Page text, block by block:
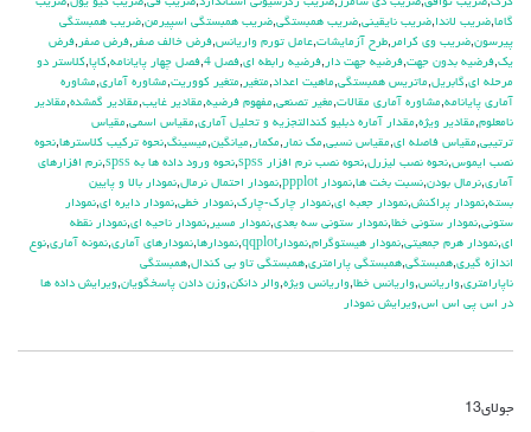
گاما,ضريب لاندا,ضريب نايقيني,ضريب همبستگي,ضريب همبستگي اسپيرمن,ضريب همبستگي
پيرسون,ضريب وي كرامر ,طرح آزمايشات,عامل تورم واريانس,فرض خالف صفر ,فرض صفر ,فرض
يك,فرضيه بدون جهت,فرضيه جهت دار ,فرضيه رابطه اي,فصل 4 ,فصل چهار پايانامه,كاپا,كلاستر دو
مرحله اي,گابريل,ماتريس همبستگي,ماهيت اعداد,متغير ,متغير كووريت,مشاوره آماري,مشاوره
آماري پايانامه,مشاوره آماري مقالات,مغير تصنعي,مفهوم فرضيه,مقادير غايب,مقادير گمشده,مقادير
نامعلوم,مقادير ويژه,مقدار آماره دبليو كندالتجزيه و تحليل آماري,مقياس اسمي,مقياس
ترتيبي,مقياس فاصله اي,مقياس نسبي,مك نمار ,مكمار ,ميانگين,ميسينگ,نحوه تركيب كلاسترها,نحوه
نصب ايموس,نحوه نصب ليزرل,نحوه نصب نرم افزار spss ,نحوه ورود داده ها به spss ,نرم افزارهاي
آماري,نرمال بودن,نسبت بخت ها,نمودار ppplot ,نمودار احتمال نرمال,نمودار بالا و پايين
بسته,نمودار پراكنش,نمودار جعبه اي,نمودار چارك-چارك,نمودار خطي,نمودار دايره اي,نمودار
ستوني,نمودار ستوني خطا,نمودار ستوني سه بعدي,نمودار مسير ,نمودار ناحيه اي,نمودار نقطه
اي,نمودار هرم جمعيتي,نمودار هيستوگرام,نمودارqqplot ,نمودارها,نمودارهاي آماري,نمونه آماري,نوع
اندازه گيري,همبستگي,همبستگي پارامتري,همبستگي تاو بي کندال,همبستگي
ناپارامتري,واريانس,واريانس خطا,واريانس ويژه,والر دانكن,وزن دادن پاسخگويان,ويرايش داده ها
در اس پي اس اس,ويرايش نمودار
جولای13